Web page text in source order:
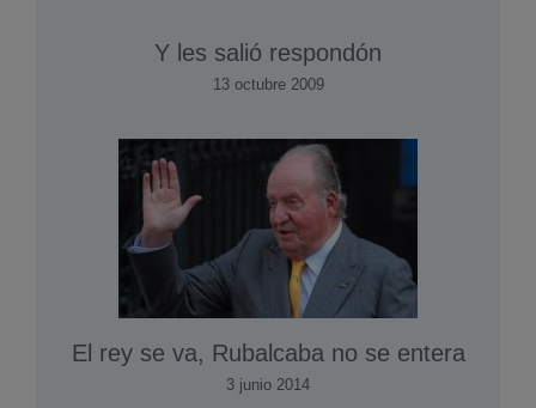
Y les salió respondón
13 octubre 2009
El rey se va, Rubalcaba no se entera
3 junio 2014